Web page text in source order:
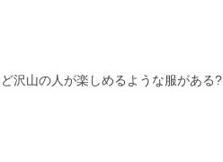
沢山の人が楽しめるような服がある?